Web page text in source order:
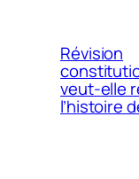
Révision
veut-elle
l’histoire